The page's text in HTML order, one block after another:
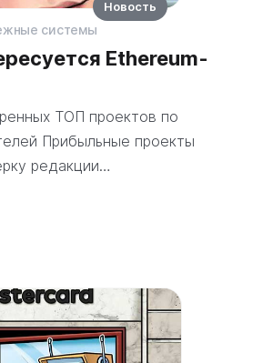
системы
Ethereum-
ТОП проектов по
Прибыльные проекты
редакции…
Новость